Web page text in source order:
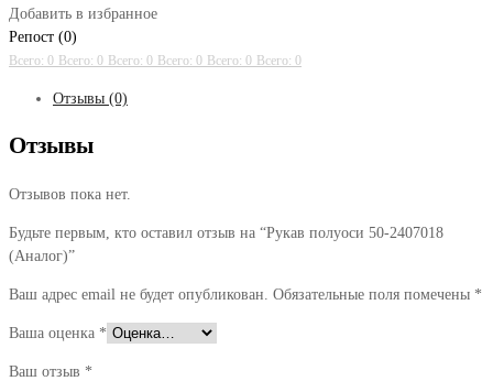
Рукав
полуоси
50-
(Аналог)
Добавить в избранное
Репост (0)
Всего: 0 Всего: 0 Всего: 0 Всего: 0 Всего: 0 Всего: 0
Отзывы (0)
Отзывы
Отзывов пока нет.
Будьте первым, кто оставил отзыв на “Рукав полуоси 50-2407018
(Аналог)”
Ваш адрес email не будет опубликован. Обязательные поля помечены *
Ваша оценка *
Ваш отзыв *